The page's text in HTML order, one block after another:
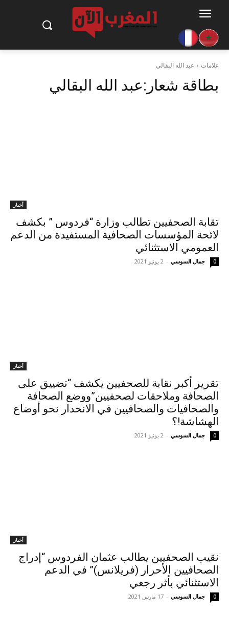
علامات عبد الله البقالي
بطاقة شعار:عبد الله البقالي
أخبار
تقابة الصحفيين تطالب وزارة “فردوس ” بكشف
لائحة المؤسسات الصحافية المستفيدة من الدعم
العمومي الاستثنائي
جمال السوسي - 2 يونيو 2021 0
أخبار
تقرير أكبر نقابة للصحفيين يكشف “تضييق على
الصحافة وملاحقات لصحفيين”ووضع الصحافة
والصحافيات والصحافيين في الانحدار نحو أوضاع
الهشاشة!؟
جمال السوسي - 2 يونيو 2021 0
أخبار
نقيب الصحفيين يطالب عثمان الفردوس “إدراج
الصحافيين الأحرار (فريلانس)” في الدعم
الاستثنائي بأثر رجعي
جمال السوسي - 17 مارس 2021 0